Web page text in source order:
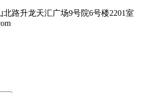
路升龙天汇广场9号院6号楼2201室